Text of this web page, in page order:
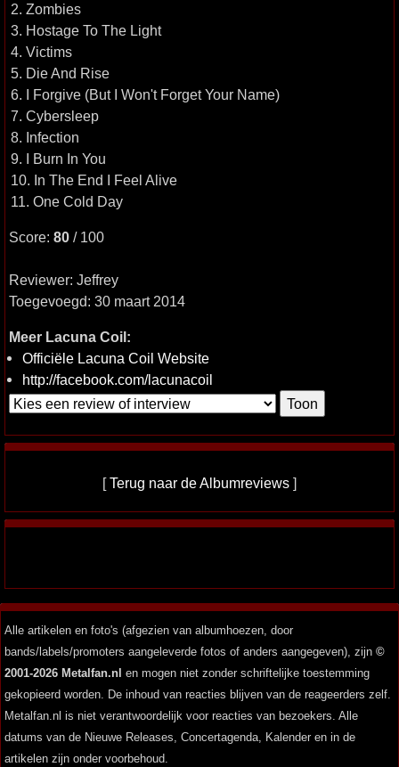
2. Zombies
3. Hostage To The Light
4. Victims
5. Die And Rise
6. I Forgive (But I Won't Forget Your Name)
7. Cybersleep
8. Infection
9. I Burn In You
10. In The End I Feel Alive
11. One Cold Day
Score: 80 / 100
Reviewer: Jeffrey
Toegevoegd: 30 maart 2014
Meer Lacuna Coil:
Officiële Lacuna Coil Website
http://facebook.com/lacunacoil
[Terug naar de Albumreviews ]
Alle artikelen en foto's (afgezien van albumhoezen, door
bands/labels/promoters aangeleverde fotos of anders aangegeven), zijn ©
2001-2026 Metalfan.nl en mogen niet zonder schriftelijke toestemming
gekopieerd worden. De inhoud van reacties blijven van de reageerders zelf.
Metalfan.nl is niet verantwoordelijk voor reacties van bezoekers. Alle
datums van de Nieuwe Releases, Concertagenda, Kalender en in de
artikelen zijn onder voorbehoud.